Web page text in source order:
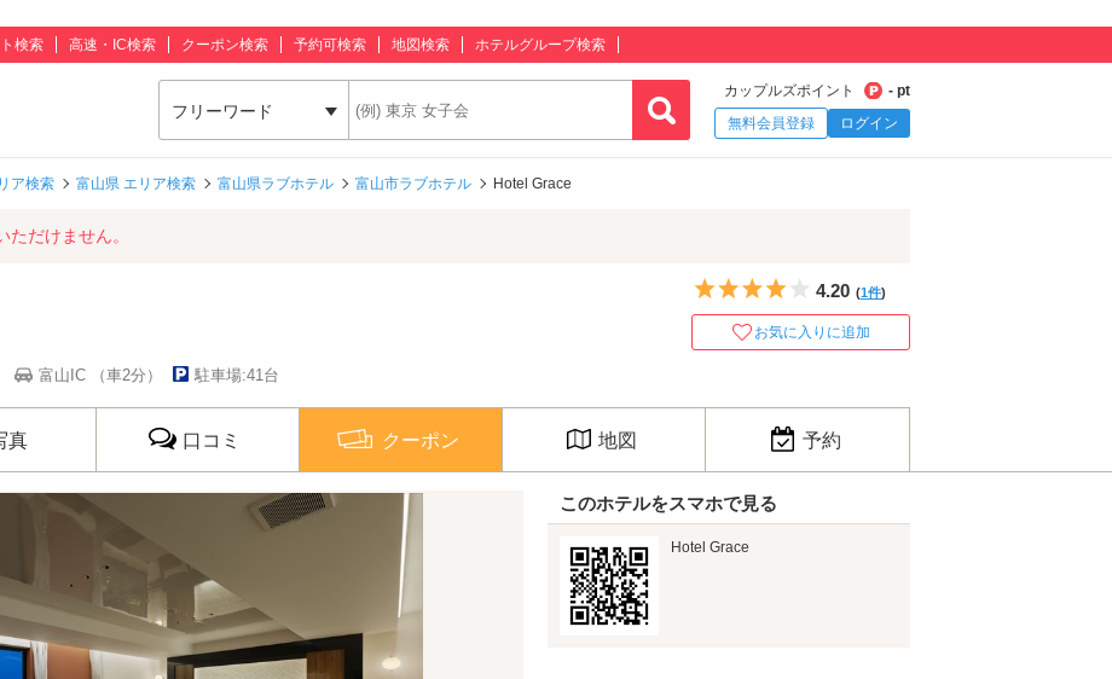
検索 高速・IC検索 クーポン検索 予約可検索 地図検索 ホテルグループ検索
フリーワード
カップルズポイント
- pt
無料会員登録
ログイン
ア検索 富山県 エリア検索 富山県ラブホテル 富山市ラブホテル Hotel Grace
だけません。
富山IC （車2分） 駐車場:41台
5つ星のうち4
4.20 (1件)
お気に入りに追加
真 口コミ クーポン 地図 予約
このホテルをスマホで見る
Hotel Grace